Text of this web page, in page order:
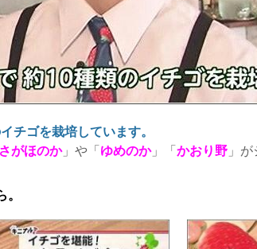
チゴを栽培しています。
さがほのか」や「 ゆめのか」「 かおり野 」